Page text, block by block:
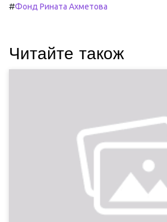
#Фонд Рината Ахметова
Читайте також